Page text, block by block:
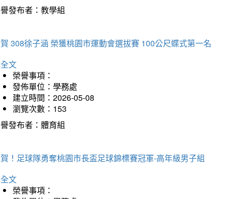
發布者：教學組
308徐子涵 榮獲桃園市運動會選拔賽 100公尺蝶式第一名
文
榮譽事項：
發佈單位：學務處
建立時間：2026-05-08
瀏覽次數：153
發布者：體育組
！足球隊勇奪桃園市長盃足球錦標賽冠軍-高年級男子組
文
榮譽事項：